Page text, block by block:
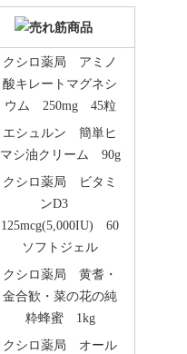
クシロ薬局 アミノ
酸キレートマグネシ
ウム 250mg 45粒
エシュルン 簡単ヒ
マシ油クリーム 90g
クシロ薬局 ビタミ
ンD3
125mcg(5,000IU) 60
ソフトジェル
クシロ薬局 黄耆・
金合歓・菜の花の純
粋蜂蜜 1kg
クシロ薬局 オール